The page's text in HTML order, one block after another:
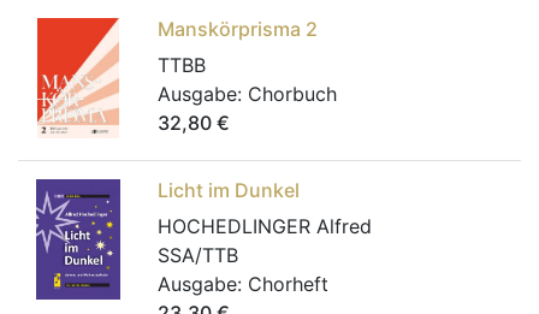
Manskörprisma 2
TTBB
Ausgabe: Chorbuch
32,80 €
Licht im Dunkel
HOCHEDLINGER Alfred
SSA/TTB
Ausgabe: Chorheft